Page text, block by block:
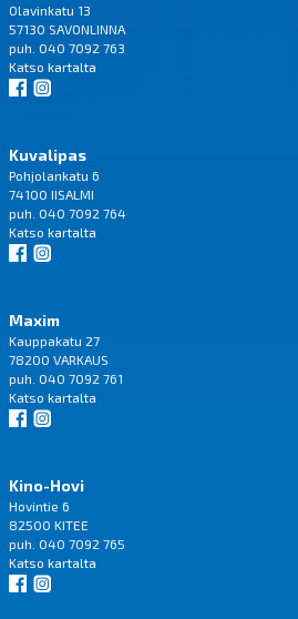
Olavinkatu 13
57130 SAVONLINNA
puh. 040 7092 763
Katso kartalta
Kuvalipas
Pohjolankatu 6
74100 IISALMI
puh. 040 7092 764
Katso kartalta
Maxim
Kauppakatu 27
78200 VARKAUS
puh. 040 7092 761
Katso kartalta
Kino-Hovi
Hovintie 6
82500 KITEE
puh. 040 7092 765
Katso kartalta